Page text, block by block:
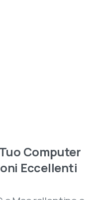
Tuo Computer
Eccellenti